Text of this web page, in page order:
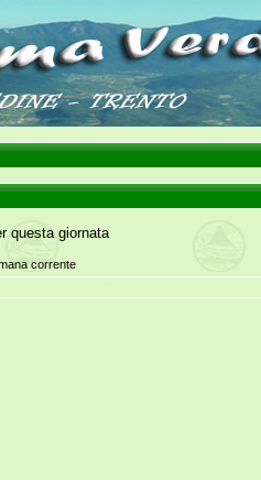
questa giornata
corrente